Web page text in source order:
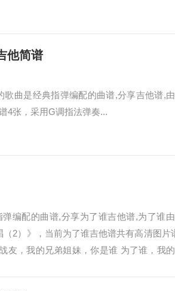
他简谱
曲是经典指弹编配的曲谱,分享吉他谱,由
4张，采用G调指法弹奏...
编配的曲谱,分享为了谁吉他谱,为了谁
2）》，当前为了谁吉他谱共有高清图片
友，我的兄弟姐妹，你是谁 为了谁，我